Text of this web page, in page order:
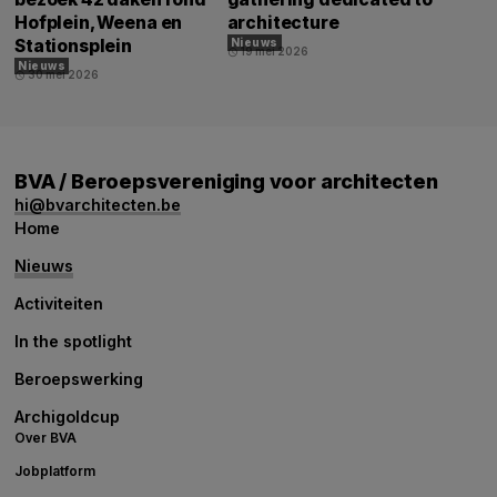
Hofplein, Weena en
Stationsplein
Nieuws
schedule30 mei 2026
architecture
Nieuws
schedule19 mei 2026
BVA / Beroepsvereniging voor architecten
hi@bvarchitecten.be
Home
Nieuws
Activiteiten
In the spotlight
Beroepswerking
Archigoldcup
Over BVA
Jobplatform